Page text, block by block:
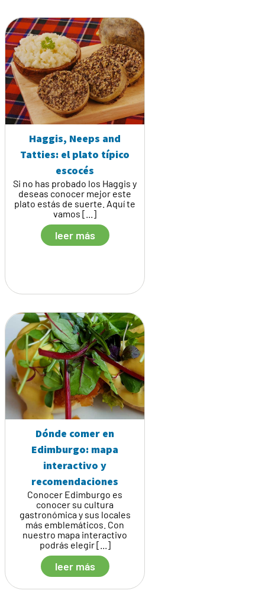
Haggis, Neeps and
Tatties: el plato típico
escocés
Si no has probado los Haggis y
deseas conocer mejor este
plato estás de suerte. Aquí te
vamos [...]
leer más
Dónde comer en
Edimburgo: mapa
interactivo y
recomendaciones
Conocer Edimburgo es
conocer su cultura
gastronómica y sus locales
más emblemáticos. Con
nuestro mapa interactivo
podrás elegir [...]
leer más